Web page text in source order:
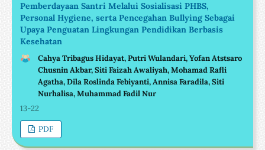
Pemberdayaan Santri Melalui Sosialisasi PHBS,
Personal Hygiene, serta Pencegahan Bullying Sebagai
Upaya Penguatan Lingkungan Pendidikan Berbasis
Kesehatan
Cahya Tribagus Hidayat, Putri Wulandari, Yofan Atstsaro
Chusnin Akbar, Siti Faizah Awaliyah, Mohamad Rafli
Agatha, Dila Roslinda Febiyanti, Annisa Faradila, Siti
Nurhalisa, Muhammad Fadil Nur
13-22
PDF